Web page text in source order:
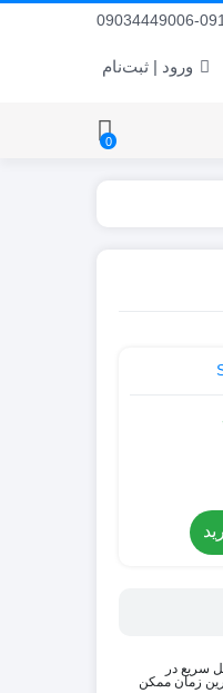
ورود | ثبت‌نام
0
سریع در
زمان ممکن